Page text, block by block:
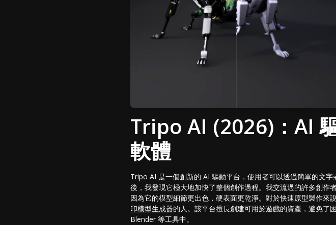
Tripo AI (2026)：AI
軟體
Tripo AI 是一個創新的 AI 驅動平台，使用者可以透過簡單的文
後，我發現它極大地加快了整個創作過程。我交流過的許多創作
因為它的模型細節更出色，硬表面更乾淨。對於快速原型製作
印模型生成器的人。該平台擅長創建可用於遊戲的資產，避免了
Blender 等工具中。